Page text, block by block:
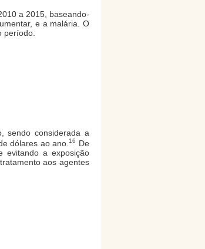
a 2015, baseando-
e a malária. O
período.
sendo considerada a
dólares ao ano.16
De
evitando a exposição
aos agentes